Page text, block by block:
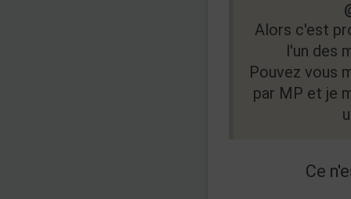
Alors c'est
l'un des
Pouvez vous
par MP et je
Ce